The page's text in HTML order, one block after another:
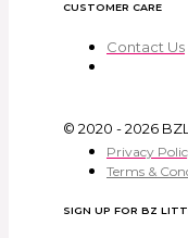
CUSTOMER CARE
Contact Us
© 2020 - 2026
Privacy
Terms &
SIGN UP FOR BZ